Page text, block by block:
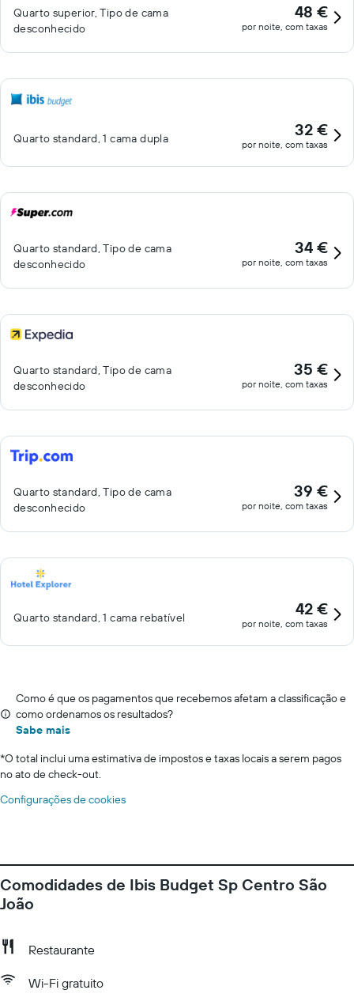
Quarto superior, Tipo de cama
desconhecido
48 €
por noite, com taxas
Quarto standard, 1 cama dupla 32 €
por noite, com taxas
Quarto standard, Tipo de cama
desconhecido
34 €
por noite, com taxas
Quarto standard, Tipo de cama
desconhecido
35 €
por noite, com taxas
Quarto standard, Tipo de cama
desconhecido
39 €
por noite, com taxas
Quarto standard, 1 cama rebatível 42 €
por noite, com taxas
Como é que os pagamentos que recebemos afetam a classificação e
como ordenamos os resultados?
Sabe mais
*O total inclui uma estimativa de impostos e taxas locais a serem pagos
no ato de check-out.
Configurações de cookies
Comodidades de Ibis Budget Sp Centro São
João
Restaurante
Wi-Fi gratuito